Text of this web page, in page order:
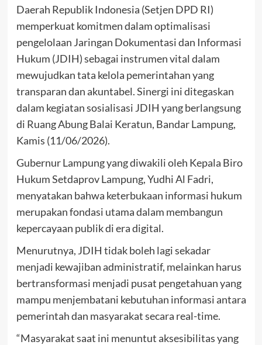
Daerah Republik Indonesia (Setjen DPD RI)
memperkuat komitmen dalam optimalisasi
pengelolaan Jaringan Dokumentasi dan Informasi
Hukum (JDIH) sebagai instrumen vital dalam
mewujudkan tata kelola pemerintahan yang
transparan dan akuntabel. Sinergi ini ditegaskan
dalam kegiatan sosialisasi JDIH yang berlangsung
di Ruang Abung Balai Keratun, Bandar Lampung,
Kamis (11/06/2026).
Gubernur Lampung yang diwakili oleh Kepala Biro
Hukum Setdaprov Lampung, Yudhi Al Fadri,
menyatakan bahwa keterbukaan informasi hukum
merupakan fondasi utama dalam membangun
kepercayaan publik di era digital.
Menurutnya, JDIH tidak boleh lagi sekadar
menjadi kewajiban administratif, melainkan harus
bertransformasi menjadi pusat pengetahuan yang
mampu menjembatani kebutuhan informasi antara
pemerintah dan masyarakat secara real-time.
“Masyarakat saat ini menuntut aksesibilitas yang